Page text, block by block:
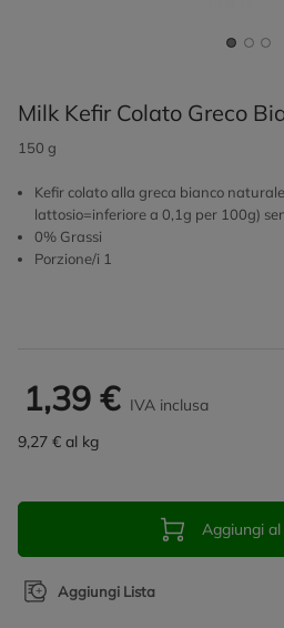
Milk Kefir Colato Greco
150 g
Kefir colato alla greca bianco
lattosio=inferiore a 0,1g per 100g)
0% Grassi
Porzione/i 1
1,39 € IVA inclusa
9,27 € al kg
Aggiungi
Aggiungi Lista